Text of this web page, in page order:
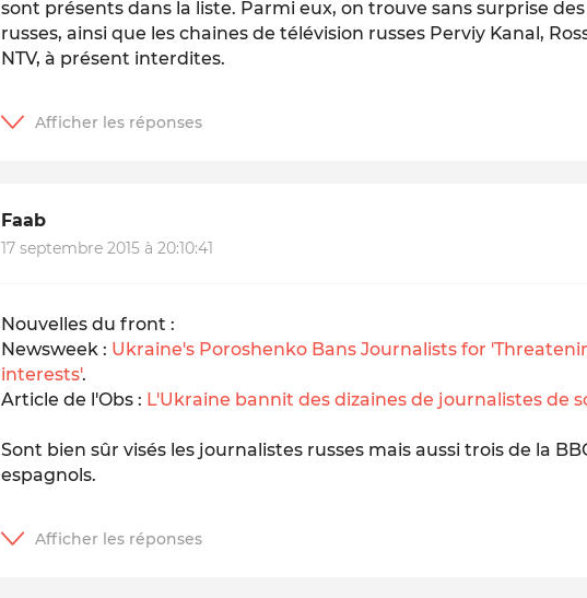
sont présents dans la liste. Parmi eux, on trouve sans surprise
russes, ainsi que les chaines de télévision russes Perviy Kanal,
NTV, à présent interdites.
Faab
17 septembre 2015 à 20:10:41
Nouvelles du front :
Newsweek : Ukraine's Poroshenko Bans Journalists for
interests'.
Article de l'Obs : L'Ukraine bannit des dizaines de journalistes de
Sont bien sûr visés les journalistes russes mais aussi trois de la
espagnols.